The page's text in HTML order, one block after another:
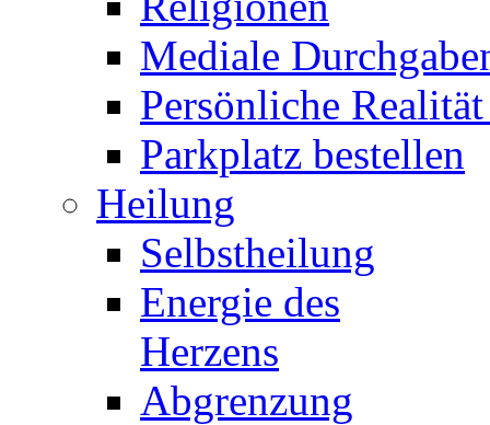
Mediale
Persönliche
Parkplatz bestellen
Heilung
Selbstheilung
Energie des
Herzens
Abgrenzung